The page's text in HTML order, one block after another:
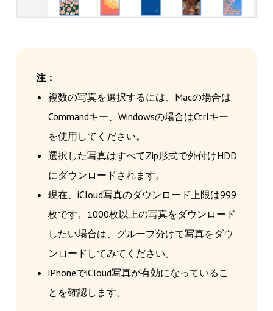
注：
複数の写真を選択するには、Macの場合は
Commandキー、Windowsの場合はCtrlキー
を使用してください。
選択した写真はすべてZip形式で外付けHDD
にダウンロードされます。
現在、iCloud写真のダウンロード上限は999
枚です。1000枚以上の写真をダウンロード
したい場合は、グループ分けて写真をダウ
ンロードしてみてください。
iPhoneでiCloud写真が有効になっているこ
とを確認します。